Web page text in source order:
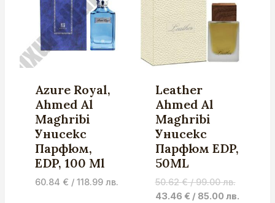
Azure Royal,
Ahmed Al
Maghribi
Унисекс
Парфюм,
EDP, 100 Ml
60.84 € / 118.99 лв.
Leather
Ahmed Al
Maghribi
Унисекс
Парфюм EDP,
50ML
50.62€/ 99.00 лв.Original
price
43.46 € / 85.00 лв.Current